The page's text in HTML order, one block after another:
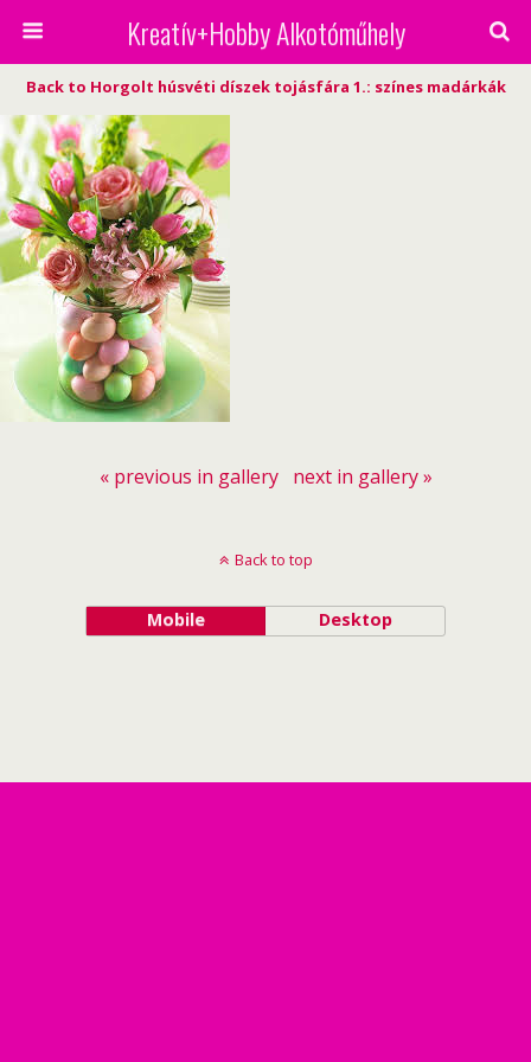
Kreatív+Hobby Alkotóműhely
Back to Horgolt húsvéti díszek tojásfára 1.: színes madárkák
« previous in gallery next in gallery »
Back to top
Mobile Desktop